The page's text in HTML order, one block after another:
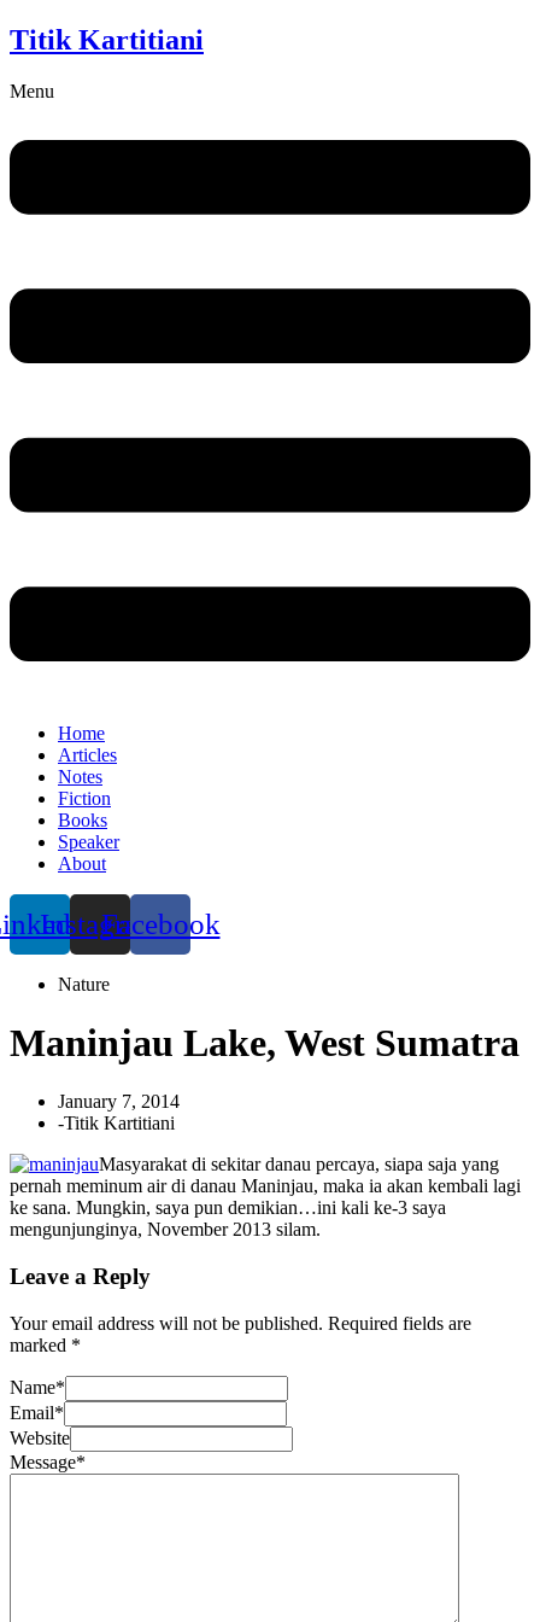
Titik Kartitiani
Menu
Home
Articles
Notes
Fiction
Books
Speaker
About
InstagramFacebook
Nature
Maninjau Lake, West Sumatra
January 7, 2014
-Titik Kartitiani
Masyarakat di sekitar danau percaya, siapa saja yang
pernah meminum air di danau Maninjau, maka ia akan kembali lagi
ke sana. Mungkin, saya pun demikian…ini kali ke-3 saya
mengunjunginya, November 2013 silam.
Leave a Reply
Your email address will not be published. Required fields are
marked *
Name*
Email*
Website
Message*